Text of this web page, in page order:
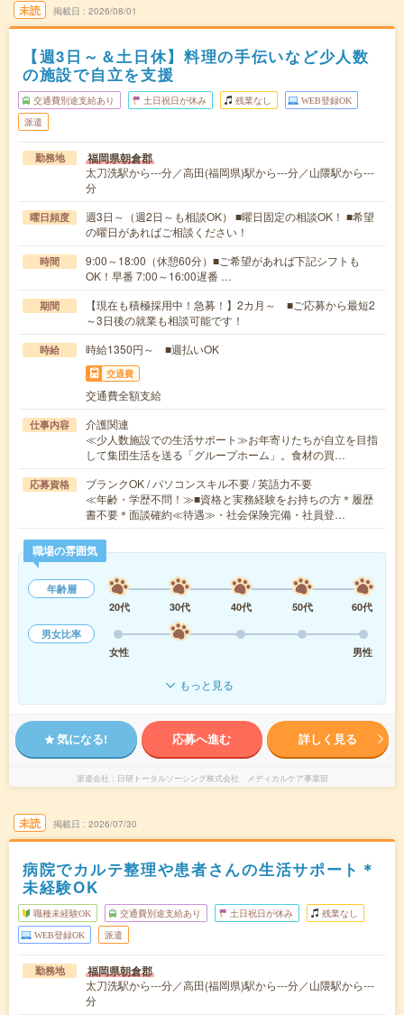
未読 掲載日 2026/08/01
【週3日～＆土日休】料理の手伝いなど少人数
の施設で自立を支援
交通費別途支給あり 土日祝日が休み 残業なし WEB登録OK
派遣
勤務地 福岡県朝倉郡
太刀洗駅から---分／高田(福岡県)駅から---分／山隈駅から---
分
曜日頻度
週3日～（週2日～も相談OK） ■曜日固定の相談OK！ ■希望
の曜日があればご相談ください！
時間
9:00～18:00（休憩60分）■ご希望があれば下記シフトも
OK！早番 7:00～16:00遅番 …
期間
【現在も積極採用中！急募！】2カ月～ ■ご応募から最短2
～3日後の就業も相談可能です！
時給 時給1350円～ ■週払いOK
交通費
交通費全額支給
仕事内容
介護関連
≪少人数施設での生活サポート≫お年寄りたちが自立を目指
して集団生活を送る「グループホーム」。食材の買…
応募資格
ブランクOK / パソコンスキル不要 / 英語力不要
≪年齢・学歴不問！≫■資格と実務経験をお持ちの方＊履歴
書不要＊面談確約≪待遇≫・社会保険完備・社員登…
職場の雰囲気
年齢層
20代
30代 40代 50代
60代
男女比率
女性
男性
もっと見る
気になる! 応募へ進む 詳しく見る
派遣会社 日研トータルソーシング株式会社 メディカルケア事業部
未読 掲載日 2026/07/30
病院でカルテ整理や患者さんの生活サポート＊
未経験OK
職種未経験OK 交通費別途支給あり 土日祝日が休み 残業なし
WEB登録OK 派遣
勤務地 福岡県朝倉郡
太刀洗駅から---分／高田(福岡県)駅から---分／山隈駅から---
分